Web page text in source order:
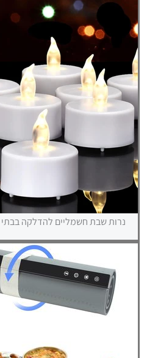
נרות שבת חשמליים להדלקה בבתי